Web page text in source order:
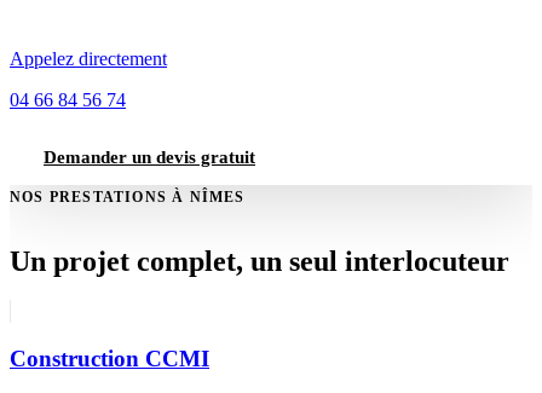
Appelez directement
04 66 84 56 74
Demander un devis gratuit
NOS PRESTATIONS À NÎMES
Un projet complet, un seul interlocuteur
Construction CCMI